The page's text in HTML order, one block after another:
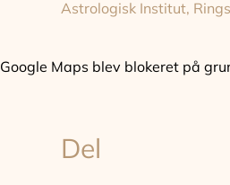
Astrologisk Institut,
Google Maps blev blokeret på
Del